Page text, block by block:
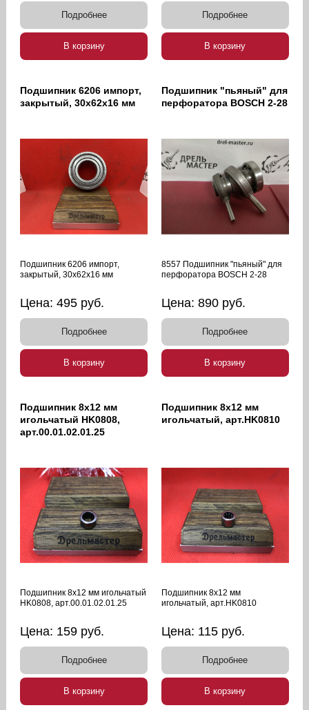
Подробнее
В корзину
Подробнее
В корзину
Подшипник 6206 импорт,
закрытый, 30х62х16 мм
Подшипник 6206 импорт,
закрытый, 30х62х16 мм
Цена:495 руб.
Подробнее
В корзину
Подшипник "пьяный" для
перфоратора BOSCH 2-28
8557 Подшипник "пьяный" для
перфоратора BOSCH 2-28
Цена: 890 руб.
Подробнее
В корзину
Подшипник 8х12 мм
игольчатый HK0808,
арт.00.01.02.01.25
Подшипник 8х12 мм игольчатый
HK0808, арт.00.01.02.01.25
Цена: 159 руб.
Подробнее
В корзину
Подшипник 8х12 мм
игольчатый, арт.HK0810
Подшипник 8х12 мм
игольчатый, арт.HK0810
Цена: 115 руб.
Подробнее
В корзину